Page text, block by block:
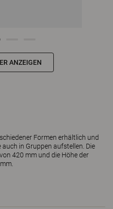
ANZEIGEN
Formen erhältlich und
in Gruppen aufstellen. Die
420 mm und die Höhe der